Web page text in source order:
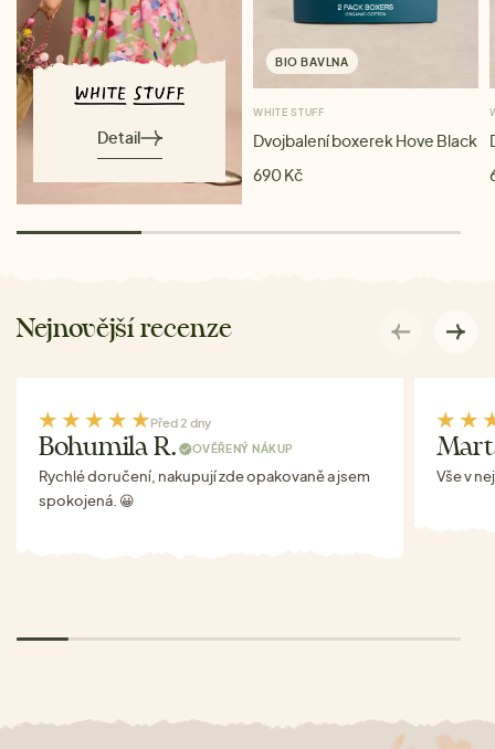
Detail
BIO BAVLNA
WHITE STUFF
Dvojbalení boxerek Hove Black
690 Kč
Nejnovější recenze
Před 2 dny
Bohumila R. OVĚŘENÝ NÁKUP
Rychlé doručení, nakupují zde opakovaně a jsem
spokojená. 😀
Vše v